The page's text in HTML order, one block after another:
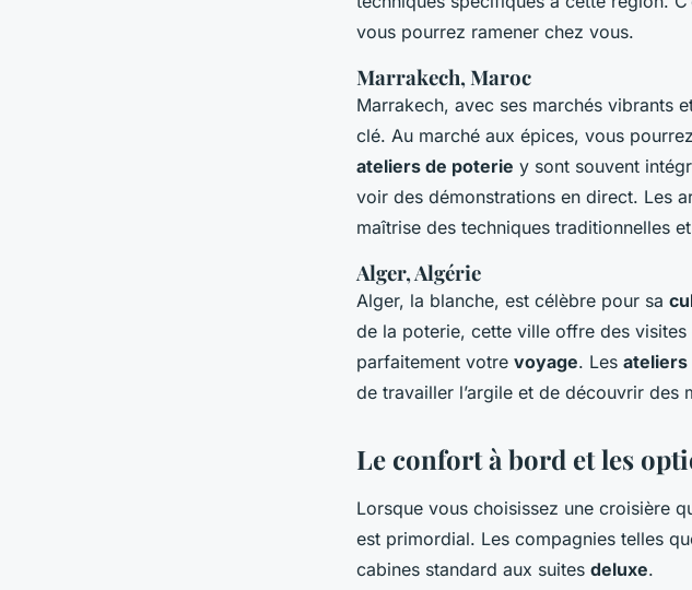
vous pourrez ramener chez vous.
Marrakech, Maroc
Marrakech, avec ses marchés vibrants
clé. Au marché aux épices, vous
ateliers de poterie y sont souvent
voir des démonstrations en direct. Les
maîtrise des techniques traditionnelles
Alger, Algérie
Alger, la blanche, est célèbre pour sa
de la poterie, cette ville offre des
parfaitement votre voyage. Les ateliers
de travailler l’argile et de découvrir des
Le confort à bord et les
Lorsque vous choisissez une croisière
est primordial. Les compagnies telles
cabines standard aux suites deluxe.